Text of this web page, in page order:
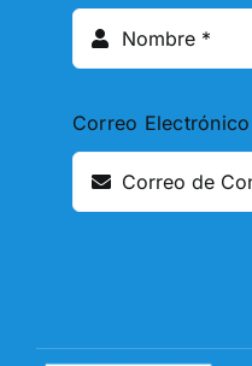
Correo Electrónico